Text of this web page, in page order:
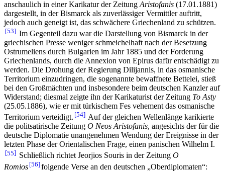
anschaulich in einer Karikatur der Zeitung Aristofanis (17.01.1881)
dargestellt, in der Bismarck als zuverlässiger Vermittler auftritt,
jedoch auch geneigt ist, das schwächere Griechenland zu schützen.
53
Im Gegenteil dazu war die Darstellung von Bismarck in der
griechischen Presse weniger schmeichelhaft nach der Besetzung
Ostrumeliens durch Bulgarien im Jahr 1885 und der Forderung
Griechenlands, durch die Annexion von Epirus dafür entschädigt zu
werden. Die Drohung der Regierung Dilijannis, in das osmanische
Territorium einzudringen, die sogenannte bewaffnete Bettelei, stieß
bei den Großmächten und insbesondere beim deutschen Kanzler auf
Widerstand; diesmal zeigte ihn der Karikaturist der Zeitung To Asty
(25.05.1886), wie er mit türkischem Fes vehement das osmanische
Territorium verteidigt. 54 Auf der gleichen Wellenlänge karikierte
die politsatirische Zeitung O Neos Aristofanis, angesichts der für die
deutsche Diplomatie unangenehmen Wendung der Ereignisse in der
letzten Phase der Orientalischen Frage, einen panischen Wilhelm I.
55 Schließlich richtet Jeorjios Souris in der Zeitung O
Romios 56 folgende Verse an den deutschen „Oberdiplomaten“: